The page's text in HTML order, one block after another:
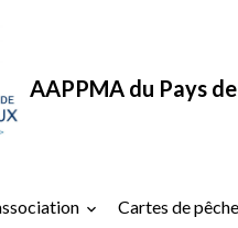
AAPPMA du Pays
Cartes de pêche